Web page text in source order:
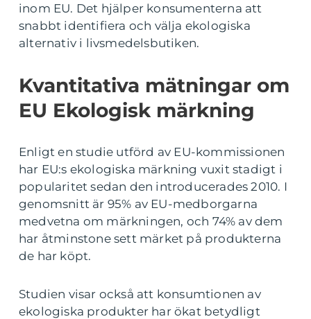
inom EU. Det hjälper konsumenterna att
snabbt identifiera och välja ekologiska
alternativ i livsmedelsbutiken.
Kvantitativa mätningar om
EU Ekologisk märkning
Enligt en studie utförd av EU-kommissionen
har EU:s ekologiska märkning vuxit stadigt i
popularitet sedan den introducerades 2010. I
genomsnitt är 95% av EU-medborgarna
medvetna om märkningen, och 74% av dem
har åtminstone sett märket på produkterna
de har köpt.
Studien visar också att konsumtionen av
ekologiska produkter har ökat betydligt